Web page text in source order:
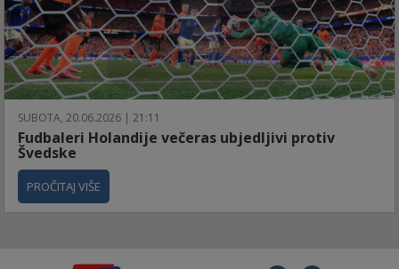
SUBOTA, 20.06.2026 | 21:11
Fudbaleri Holandije večeras ubjedljivi protiv
Švedske
PROČITAJ VIŠE